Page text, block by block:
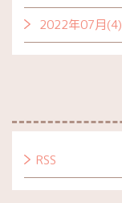
2022年07月(4)
RSS